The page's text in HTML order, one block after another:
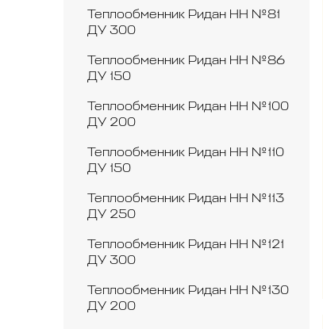
Теплообменник Ридан НН №81
ДУ 300
Теплообменник Ридан НН №86
ДУ 150
Теплообменник Ридан НН №100
ДУ 200
Теплообменник Ридан НН №110
ДУ 150
Теплообменник Ридан НН №113
ДУ 250
Теплообменник Ридан НН №121
ДУ 300
Теплообменник Ридан НН №130
ДУ 200